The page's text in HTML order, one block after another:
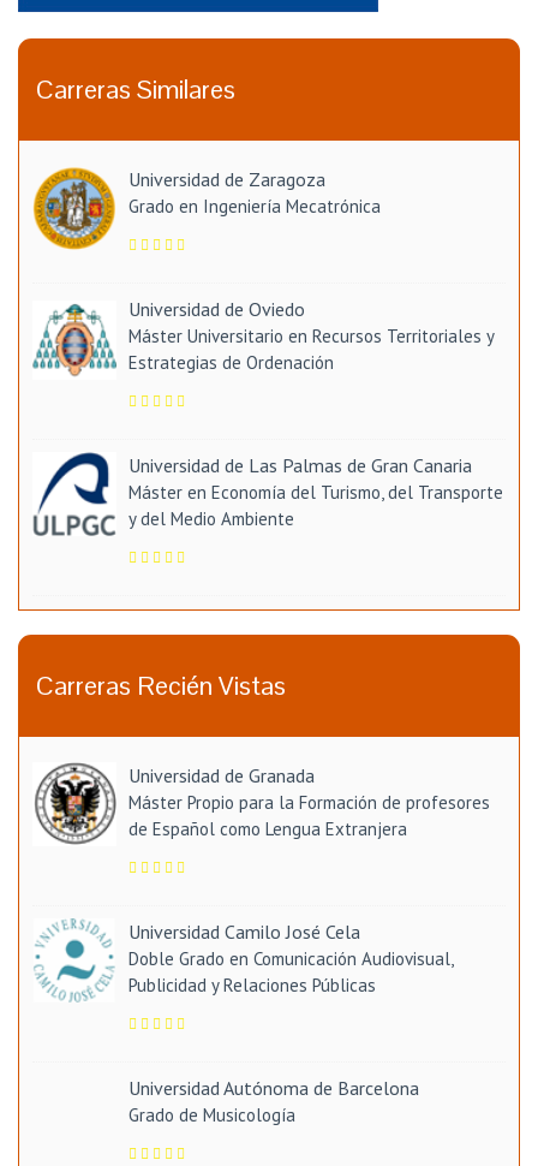
Carreras Similares
Universidad de Zaragoza
Grado en Ingeniería Mecatrónica
Universidad de Oviedo
Máster Universitario en Recursos Territoriales y
Estrategias de Ordenación
Universidad de Las Palmas de Gran Canaria
Máster en Economía del Turismo, del Transporte
y del Medio Ambiente
Carreras Recién Vistas
Universidad de Granada
Máster Propio para la Formación de profesores
de Español como Lengua Extranjera
Universidad Camilo José Cela
Doble Grado en Comunicación Audiovisual,
Publicidad y Relaciones Públicas
Universidad Autónoma de Barcelona
Grado de Musicología